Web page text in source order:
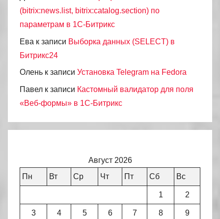
(bitrix:news.list, bitrix:catalog.section) по
параметрам в 1С-Битрикс
Ева к записи Выборка данных (SELECT) в
Битрикс24
Олень к записи Установка Telegram на Fedora
Павел к записи Кастомный валидатор для поля
«Веб-формы» в 1С-Битрикс
Август 2026
Пн
Вт Ср Чт Пт Сб Вс
1 2
3 4 5 6 7 8 9